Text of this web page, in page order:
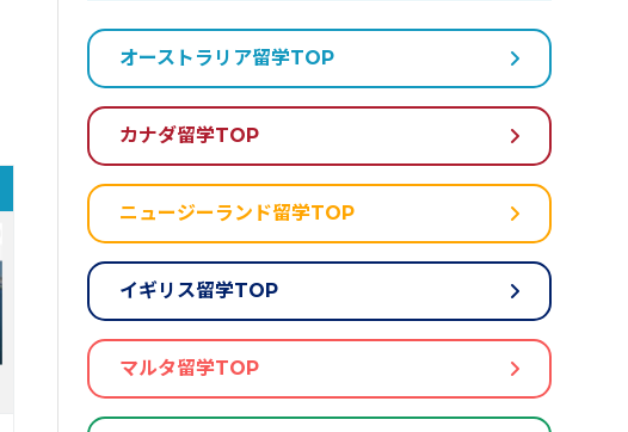
オーストラリア留学TOP
カナダ留学TOP
ニュージーランド留学TOP
イギリス留学TOP
マルタ留学TOP